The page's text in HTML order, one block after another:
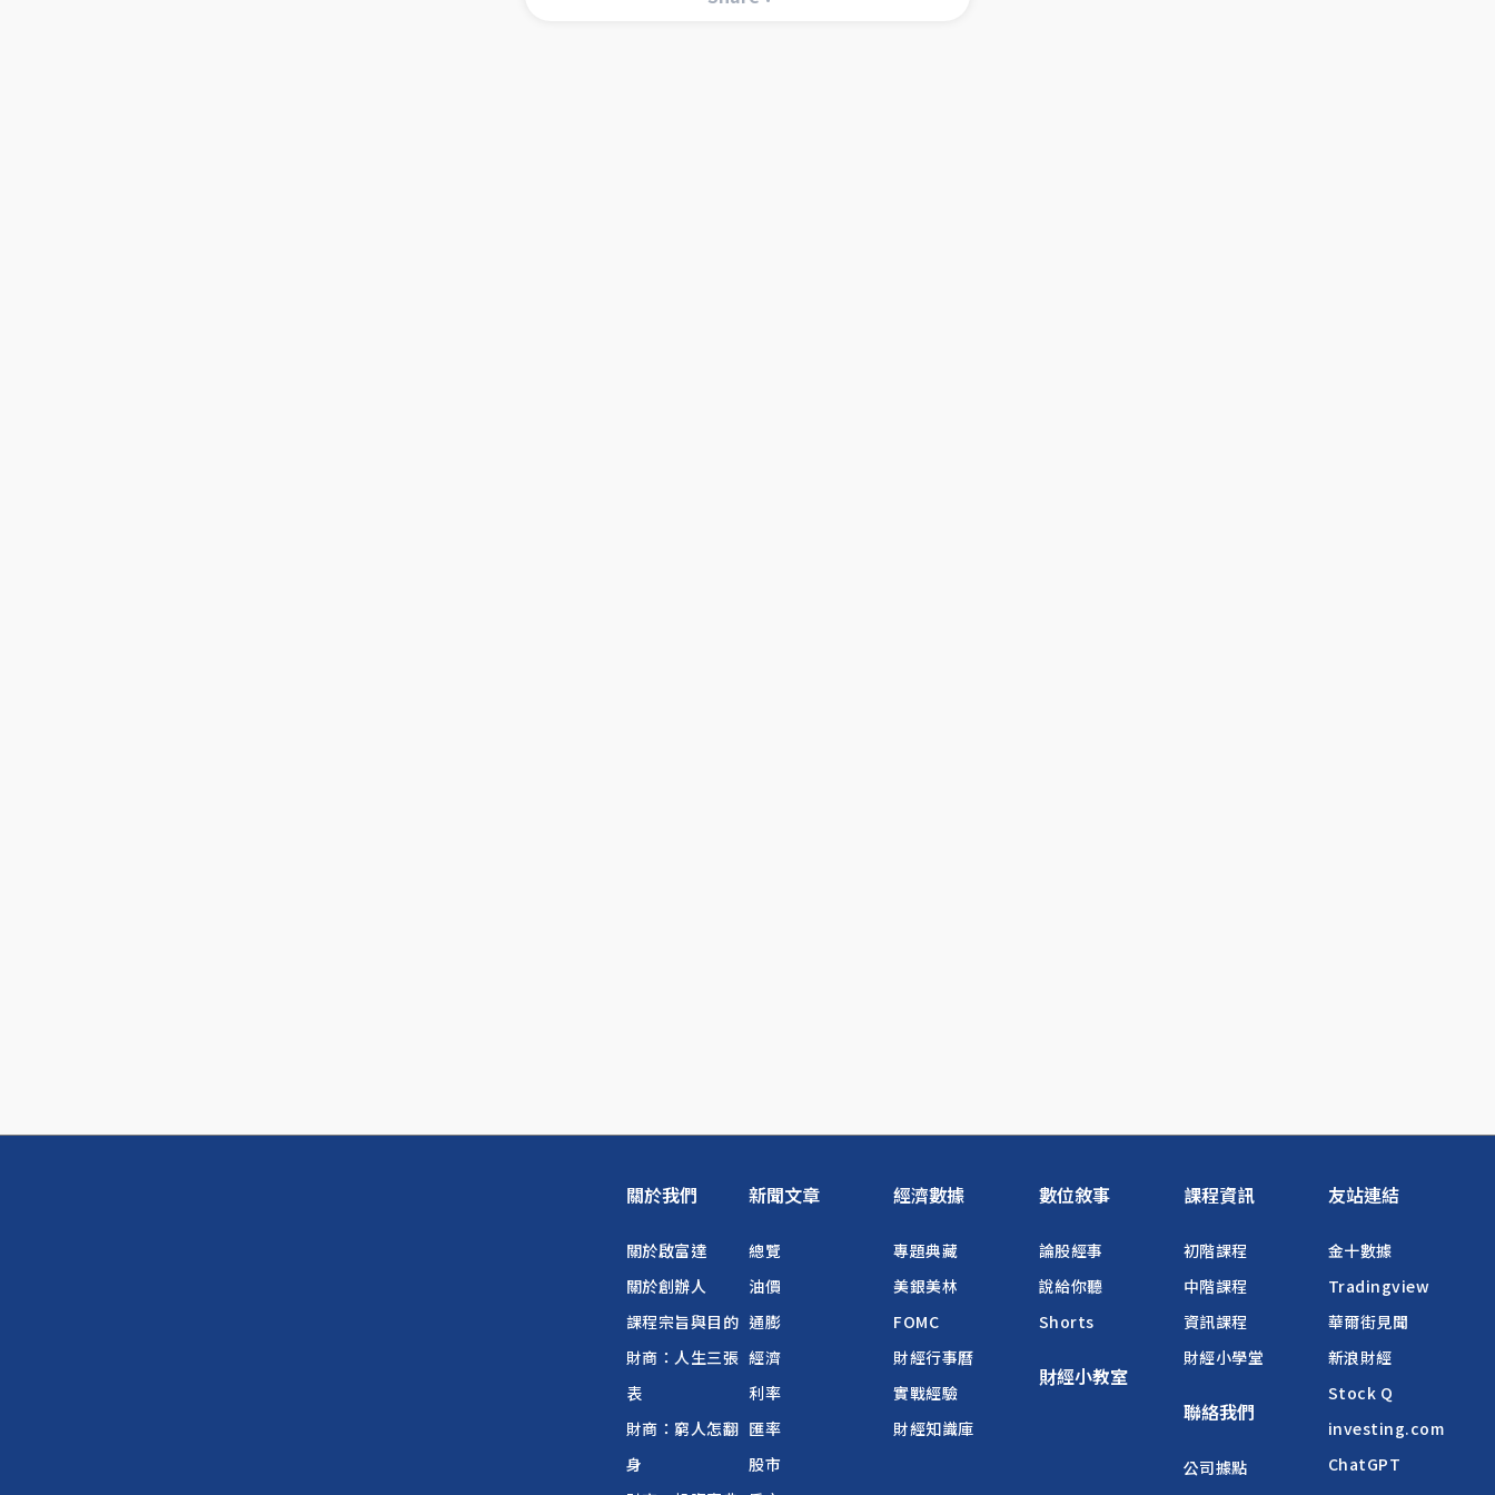
關於我們
關於啟富達
關於創辦人
課程宗旨與目的
財商：人生三張
表
財商：窮人怎翻
身
新聞文章
總覽
油價
通膨
經濟
利率
匯率
股市
經濟數據
專題典藏
美銀美林
FOMC
財經行事曆
實戰經驗
財經知識庫
數位敘事
論股經事
說給你聽
Shorts
財經小教室
課程資訊
初階課程
中階課程
資訊課程
財經小學堂
聯絡我們
公司據點
友站連結
金十數據
Tradingview
華爾街見聞
新浪財經
Stock Q
investing.com
ChatGPT